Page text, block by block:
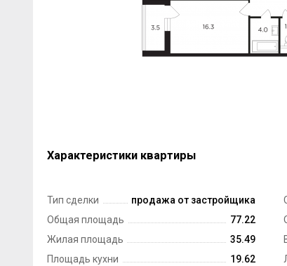
Характеристики квартиры
Тип сделки
продажа от застройщика
Общая площадь
77.22
Жилая площадь
35.49
Площадь кухни
19.62